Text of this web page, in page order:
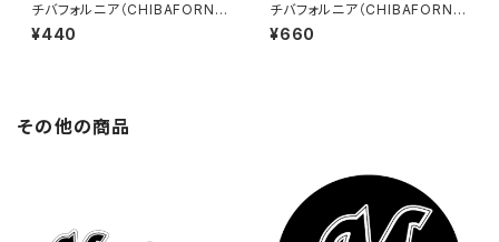
チバフォルニア（CHIBAFORNI
A）ステッカーD（Black）
¥440
チバフォルニア（CHIBAFORNI
A）ステッカーE（大）（White）
¥660
その他の商品